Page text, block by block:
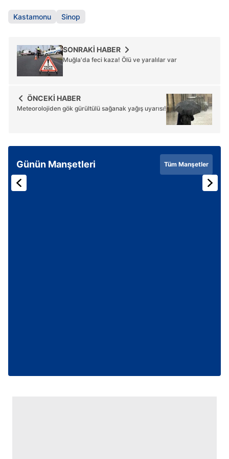
Kastamonu Sinop
SONRAKİ HABER
Muğla'da feci kaza! Ölü ve yaralılar var
ÖNCEKİ HABER
Meteorolojiden gök gürültülü sağanak yağış uyarısı!
Günün Manşetleri Tüm Manşetler